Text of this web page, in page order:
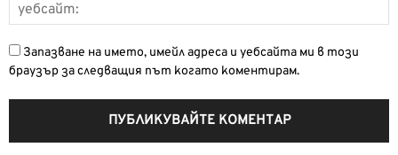
Запазване на името, имейл адреса и уебсайта ми в този
браузър за следващия път когато коментирам.